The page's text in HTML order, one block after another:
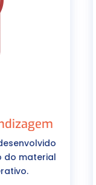
do material